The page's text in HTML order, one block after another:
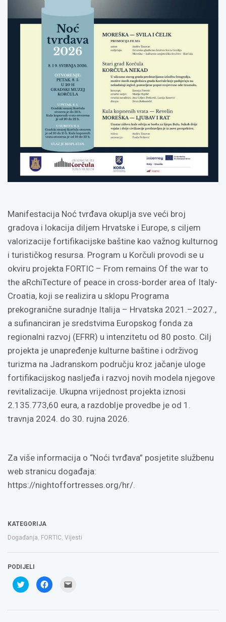
Manifestacija Noć tvrđava okuplja sve veći broj
gradova i lokacija diljem Hrvatske i Europe, s ciljem
valorizacije fortifikacijske baštine kao važnog kulturnog
i turističkog resursa. Program u Korčuli provodi se u
okviru projekta FORTIC – From remains Of the war to
the aRchiTecture of peace in cross-border area of Italy-
Croatia, koji se realizira u sklopu Programa
prekogranične suradnje Italija – Hrvatska 2021.–2027.,
a sufinanciran je sredstvima Europskog fonda za
regionalni razvoj (EFRR) u intenzitetu od 80 posto. Cilj
projekta je unapređenje kulturne baštine i održivog
turizma na Jadranskom području kroz jačanje uloge
fortifikacijskog nasljeđa i razvoj novih modela njegove
revitalizacije. Ukupna vrijednost projekta iznosi
2.135.773,60 eura, a razdoblje provedbe je od 1.
travnja 2024. do 30. rujna 2026.
Za više informacija o “Noći tvrđava” posjetite službenu
web stranicu događaja:
https://nightoffortresses.org/hr/.
KATEGORIJA
Događanja, FORTIC, Vijesti
PODIJELI
Podijeli
na
Twitteru
u
Klikom
podijelite
u to